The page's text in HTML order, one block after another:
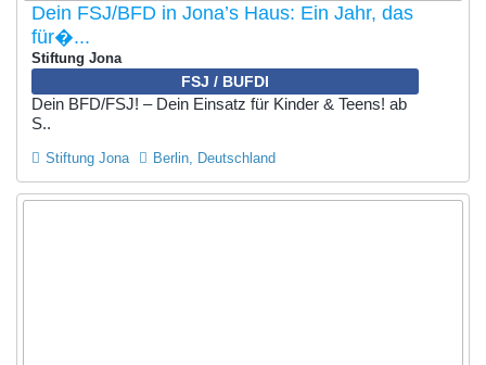
Dein FSJ/BFD in Jona’s Haus: Ein Jahr, das
für�...
Stiftung Jona
FSJ / BUFDI
Dein BFD/FSJ! – Dein Einsatz für Kinder & Teens! ab
S..
Stiftung Jona Berlin, Deutschland